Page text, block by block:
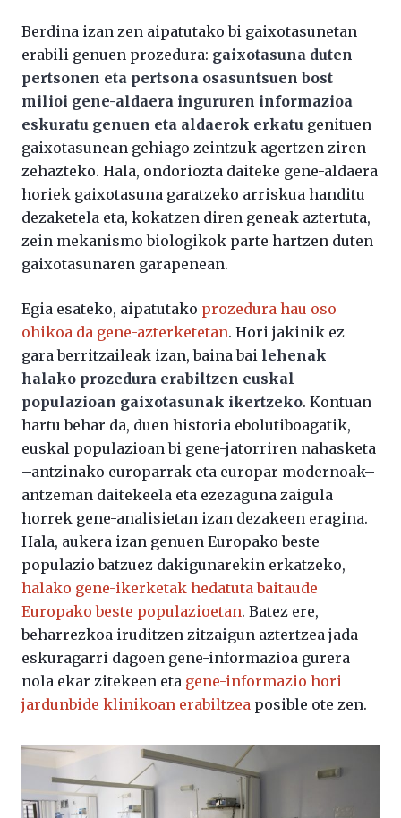
Berdina izan zen aipatutako bi gaixotasunetan
erabili genuen prozedura: gaixotasuna duten
pertsonen eta pertsona osasuntsuen bost
milioi gene-aldaera ingururen informazioa
eskuratu genuen eta aldaerok erkatu genituen
gaixotasunean gehiago zeintzuk agertzen ziren
zehazteko. Hala, ondoriozta daiteke gene-aldaera
horiek gaixotasuna garatzeko arriskua handitu
dezaketela eta, kokatzen diren geneak aztertuta,
zein mekanismo biologikok parte hartzen duten
gaixotasunaren garapenean.
Egia esateko, aipatutako prozedura hau oso
ohikoa da gene-azterketetan. Hori jakinik ez
gara berritzaileak izan, baina bai lehenak
halako prozedura erabiltzen euskal
populazioan gaixotasunak ikertzeko. Kontuan
hartu behar da, duen historia ebolutiboagatik,
euskal populazioan bi gene-jatorriren nahasketa
–antzinako europarrak eta europar modernoak–
antzeman daitekeela eta ezezaguna zaigula
horrek gene-analisietan izan dezakeen eragina.
Hala, aukera izan genuen Europako beste
populazio batzuez dakigunarekin erkatzeko,
halako gene-ikerketak hedatuta baitaude
Europako beste populazioetan. Batez ere,
beharrezkoa iruditzen zitzaigun aztertzea jada
eskuragarri dagoen gene-informazioa gurera
nola ekar zitekeen eta gene-informazio hori
jardunbide klinikoan erabiltzea posible ote zen.